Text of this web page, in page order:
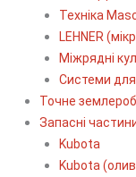
Техніка
LEHNER
Міжрядні
Системи
Точне
Запасні
Kubota
Kubota